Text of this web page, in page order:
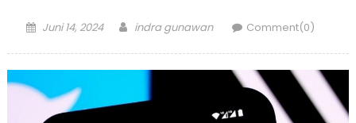
Posted
Juni 14, 2024 Author
indra gunawan Comment(0)